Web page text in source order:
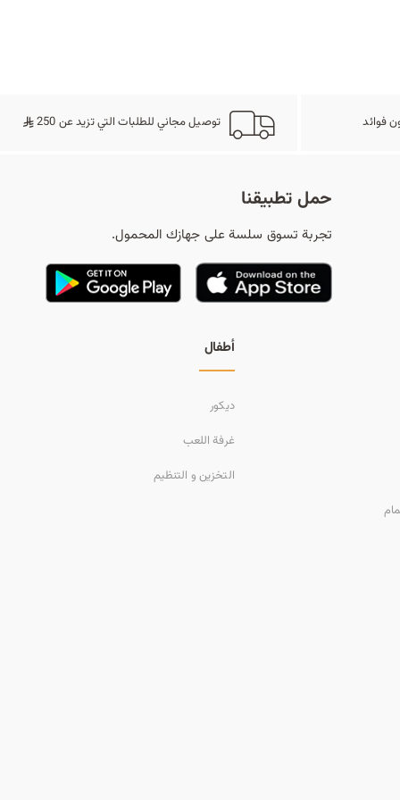
ث فوائد توصيل مجاني للطلبات التي تزيد عن 250
حمل تطبيقنا
تجربة تسوق سلسة على جهازك المحمول.
أطفال
ديكور
غرفة اللعب
التخزين و التنظيم